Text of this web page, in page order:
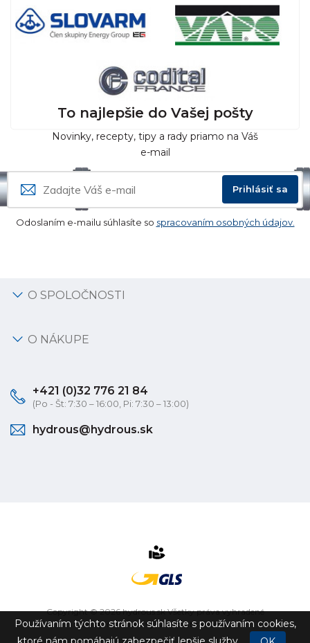
To najlepšie do Vašej pošty
Novinky, recepty, tipy a rady priamo na Váš
e-mail
Prihlásiť sa
Odoslaním e-mailu súhlasíte so spracovaním osobných údajov.
O SPOLOČNOSTI
O NÁKUPE
+421 (0)32 776 21 84
(Po - Št: 7:30 – 16:00, Pi: 7:30 – 13:00)
hydrous@hydrous.sk
Copyright © 2026 hydrous.sk Všetky práva vyhradené
eshop na mieruvytvorilovibration.sk
Používaním týchto stránok súhlasíte s používaním cookies,